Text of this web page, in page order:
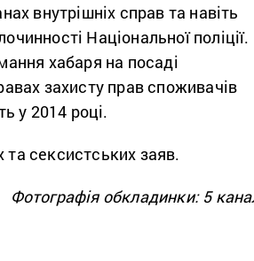
внутрішніх справ та навіть
Національної поліції.
хабаря на посаді
захисту прав споживачів
у 2014 році.
сексистських заяв.
Фотографія обкладинки: 5